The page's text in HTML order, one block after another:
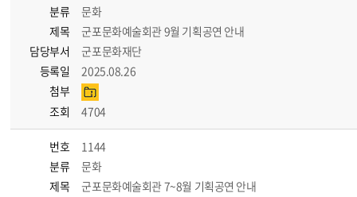
분류
문화
제목
군포문화예술회관 9월 기획공연 안내
담당부서
군포문화재단
등록일
2025.08.26
첨부
조회
4704
번호
1144
분류
문화
제목
군포문화예술회관 7~8월 기획공연 안내